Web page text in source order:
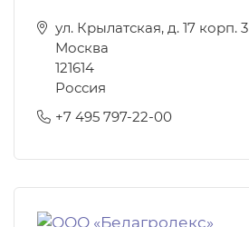
ул. Крылатская, д. 17 корп. 3
Москва
121614
Россия
+7 495 797-22-00